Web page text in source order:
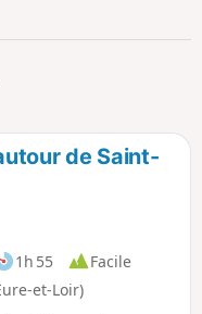
de Saint-
1h 55
Facile
et-Loir)